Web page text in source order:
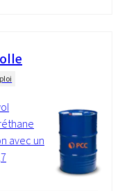
avec un